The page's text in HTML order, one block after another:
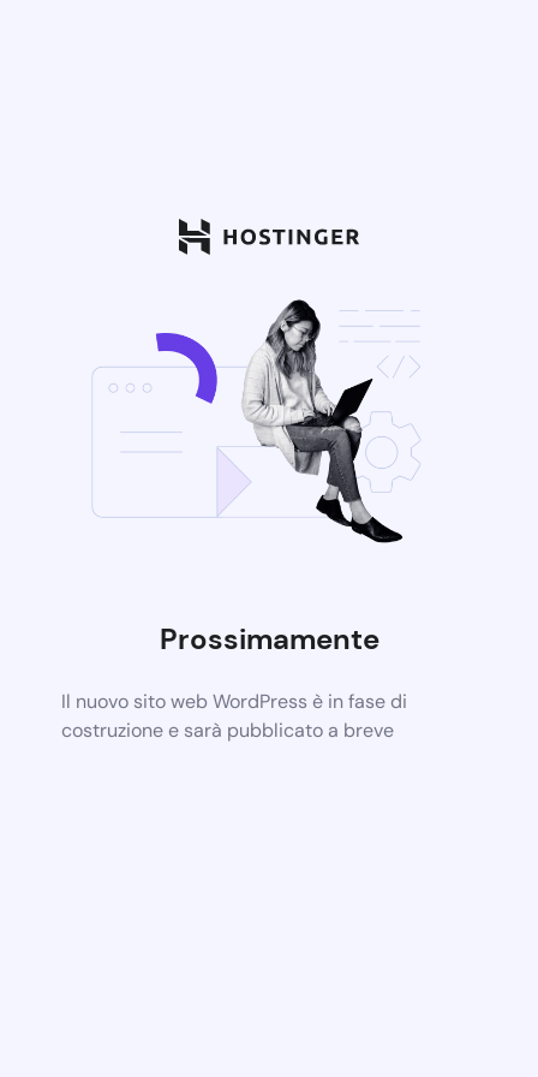
Prossimamente
Il nuovo sito web WordPress è in fase di
costruzione e sarà pubblicato a breve